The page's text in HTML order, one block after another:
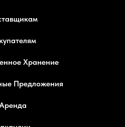
Хранение
Предложения